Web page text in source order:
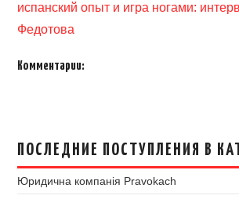
испанский опыт и игра ногами:
Федотова
Комментарии:
ПОСЛЕДНИЕ ПОСТУПЛЕНИЯ В
Юридична компанія Pravokach